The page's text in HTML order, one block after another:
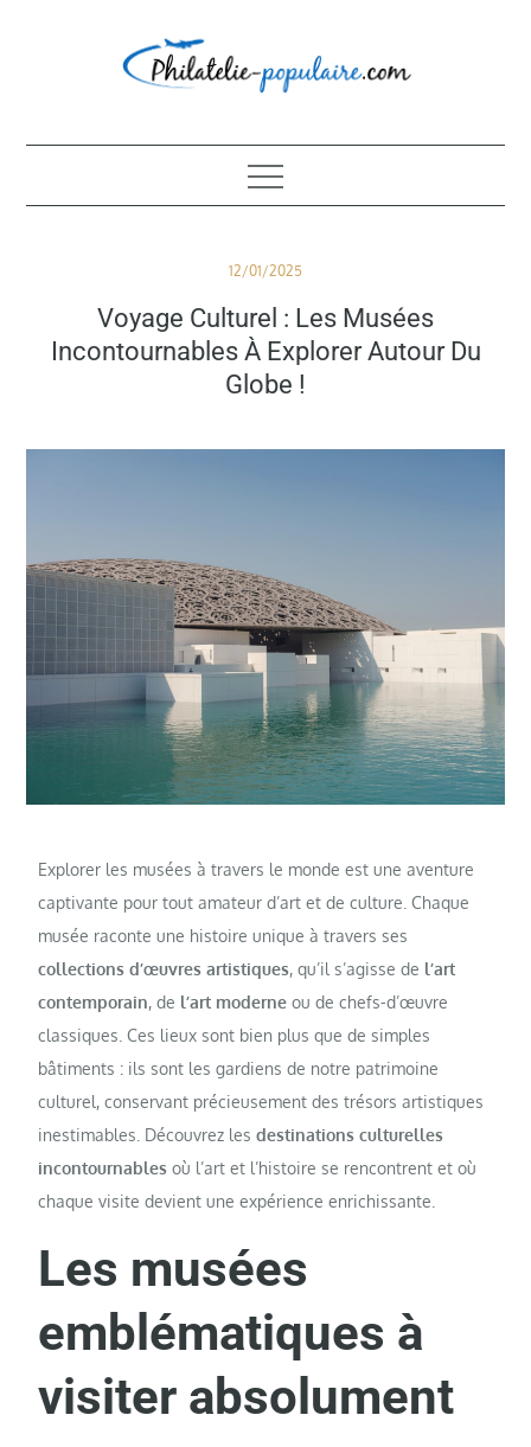
Philatélie populaire
Posted
12/01/2025
Voyage Culturel : Les Musées
Incontournables À Explorer Autour Du
Globe !
Explorer les musées à travers le monde est une aventure
captivante pour tout amateur d’art et de culture. Chaque
musée raconte une histoire unique à travers ses
collections d’œuvres artistiques, qu’il s’agisse de l’art
contemporain, de l’art moderne ou de chefs-d’œuvre
classiques. Ces lieux sont bien plus que de simples
bâtiments : ils sont les gardiens de notre patrimoine
culturel, conservant précieusement des trésors artistiques
inestimables. Découvrez lesdestinations culturelles
incontournables où l’art et l’histoire se rencontrent et où
chaque visite devient une expérience enrichissante.
Les musées
emblématiques à
visiter absolument